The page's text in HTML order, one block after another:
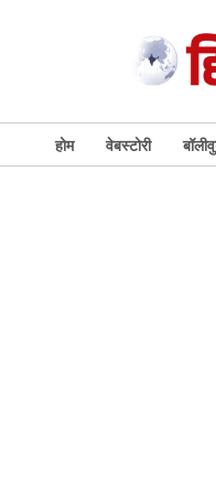
होम वेबस्टोरी